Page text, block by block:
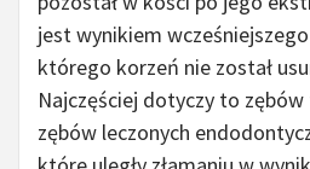
jest wynikiem
którego korzeń nie został
Najczęściej dotyczy to
zębów leczonych